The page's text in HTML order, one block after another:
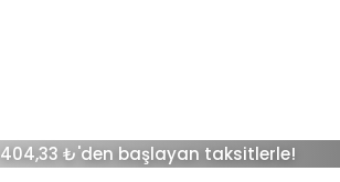
404,33 ₺'den başlayan taksitlerle!